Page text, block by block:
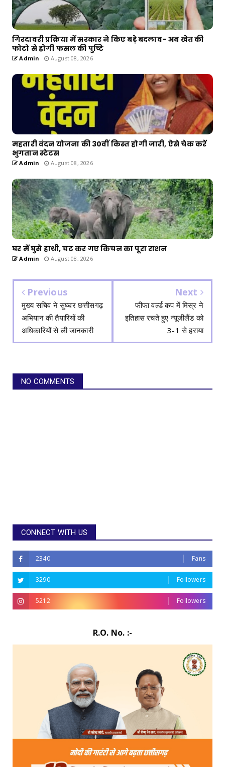
गिरदावरी प्रक्रिया में सरकार ने किए बड़े बदलाव- अब खेत की
फोटो से होगी फसल की पुष्टि
Admin August 08, 2026
महतारी वंदन योजना की 30वीं किस्त होगी जारी, ऐसे चेक करें
भुगतान स्टेटस
Admin August 08, 2026
घर में घुसे हाथी, चट कर गए किचन का पूरा राशन
Admin August 08, 2026
Previous
मुख्य सचिव ने सुघ्घर छत्तीसगढ़
अभियान की तैयारियों की
अधिकारियों से ली जानकारी
Next
फीफा वर्ल्ड कप में मिस्र ने
इतिहास रचते हुए न्यूजीलैंड को
3-1 से हराया
NO COMMENTS
CONNECT WITH US
2340 Fans
3290 Followers
5212 Followers
R.O. No. :-